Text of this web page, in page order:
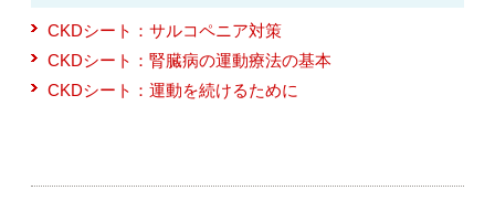
CKDシート：サルコペニア対策
CKDシート：腎臓病の運動療法の基本
CKDシート：運動を続けるために